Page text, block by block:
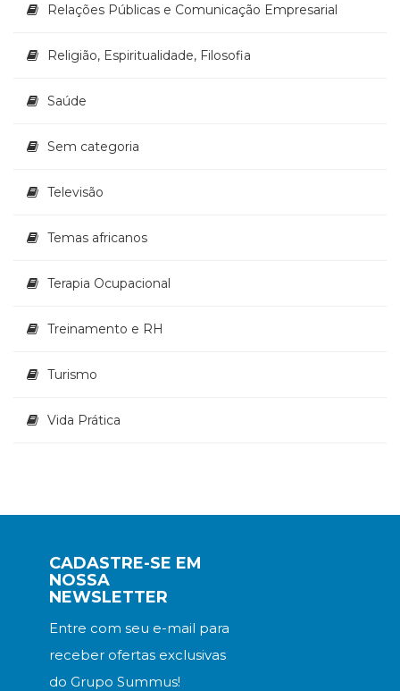
Relações Públicas e Comunicação Empresarial
Religião, Espiritualidade, Filosofia
Saúde
Sem categoria
Televisão
Temas africanos
Terapia Ocupacional
Treinamento e RH
Turismo
Vida Prática
CADASTRE-SE EM
NOSSA
NEWSLETTER
Entre com seu e-mail para
receber ofertas exclusivas
do Grupo Summus!